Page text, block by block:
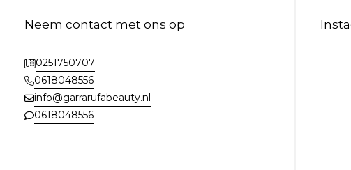
Neem contact met ons op
0251750707
0618048556
info@garrarufabeauty.nl
0618048556